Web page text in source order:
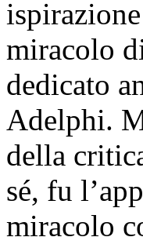
miracolo
dedicato
Adelphi.
della
sé, fu
miracolo